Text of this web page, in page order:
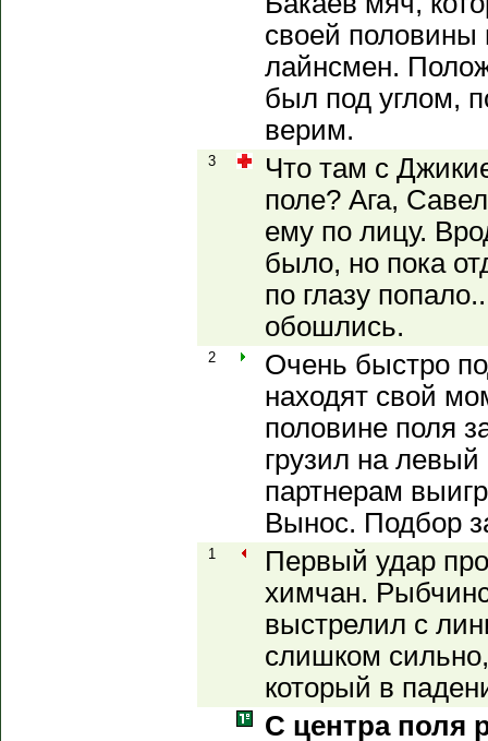
своей половины
лайнсмен.
был под углом,
верим.
3
Что там с
поле? Ага,
ему по лицу.
было, но пока
по глазу
обошлись.
2
Очень быстро
находят свой
половине поля
грузил на
партнерам
Вынос. Подбор
1
Первый удар
химчан.
выстрелил с
слишком
который в
С центра поля